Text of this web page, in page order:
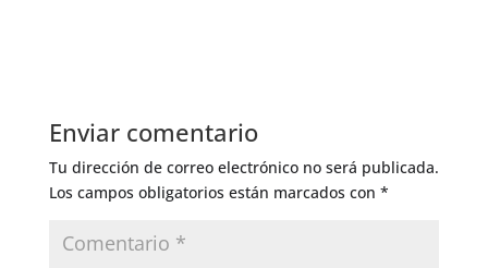
Riego General
Enviar comentario
Tu dirección de correo electrónico no será publicada.
Los campos obligatorios están marcados con *